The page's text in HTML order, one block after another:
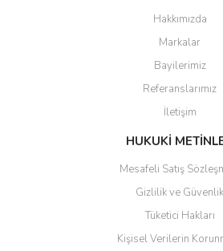
Ürün resmi kalitesiz, bozuk veya
Ürün açıklamasında eksik bilgiler
Ürün bilgilerinde hatalar bulunuyor.
Ürün fiyatı diğer sitelerden daha pahalı.
Bu ürüne benzer farklı alternatifler
Gönder
Hakkımızda
Markalar
Bayilerimiz
Referanslarımız
İletişim
HUKUKİ
Mesafeli Satış
Gizlilik ve Güvenlik
Tüketici Hakları
Kişisel Verilerin